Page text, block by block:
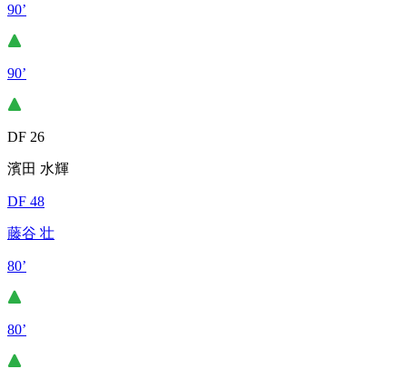
90’
90’
DF 26
濱田 水輝
DF 48
藤谷 壮
80’
80’